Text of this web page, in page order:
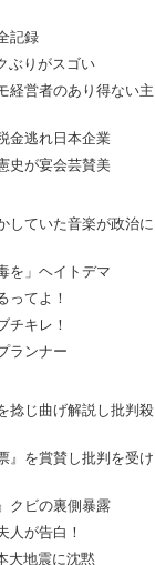
記録
ぶりがスゴい
経営者のあり得ない主
金逃れ日本企業
史が宴会芸賛美
していた音楽が政治に
を」ヘイトデマ
ってよ！
チキレ！
ランナー
捻じ曲げ解説し批判殺
』を賞賛し批判を受け
クビの裏側暴露
人が告白！
大地震に沈黙